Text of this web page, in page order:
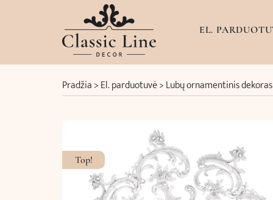
EL.
Pradžia>El. parduotuvė>Lubų ornamentinis
Top!